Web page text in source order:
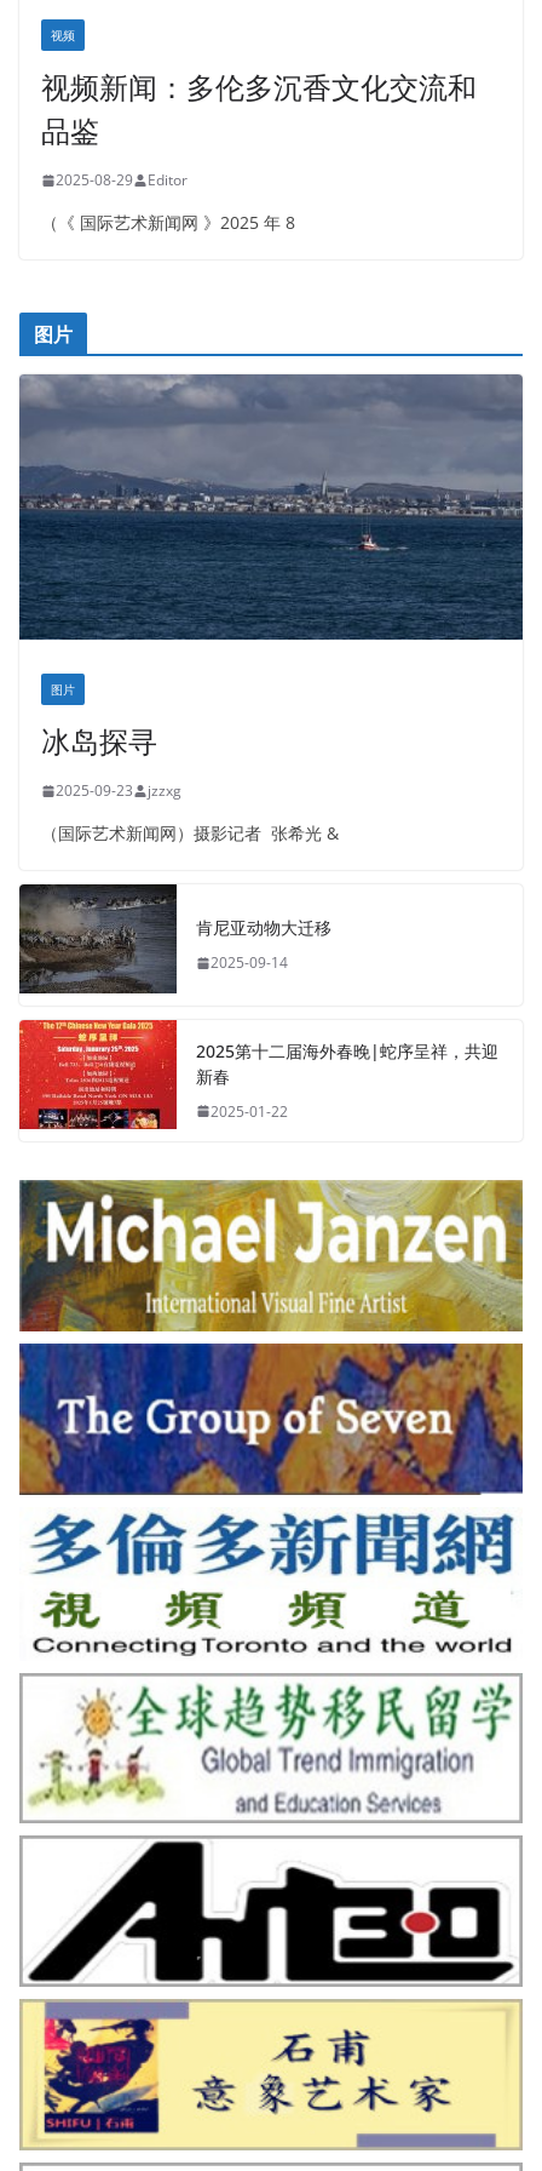
视频
视频新闻：多伦多沉香文化交流和
品鉴
2025-08-29 Editor
（《 国际艺术新闻网 》2025 年 8
图片
图片
冰岛探寻
2025-09-23 jzzxg
（国际艺术新闻网）摄影记者 张希光 &
肯尼亚动物大迁移
2025-09-14
2025第十二届海外春晚|蛇序呈祥，共迎
新春
2025-01-22